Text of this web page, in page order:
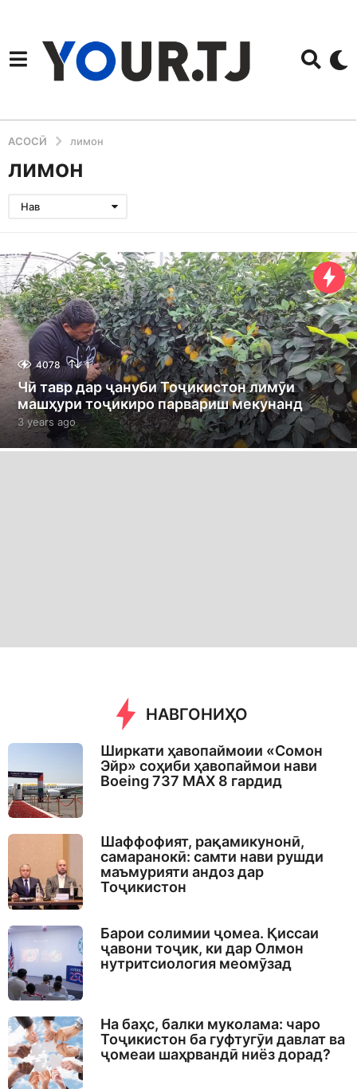
АСОСӢ лимон
лимон
Нав
4078 1
Чӣ тавр дар ҷануби Тоҷикистон лимӯи
машҳури тоҷикиро парвариш мекунанд
3 years ago3
y
e
НАВГОНИҲО
Ширкати ҳавопаймоии «Сомон
Эйр» соҳиби ҳавопаймои нави
Boeing 737 MAX 8 гардид
Шаффофият, рақамикунонӣ,
самаранокӣ: самти нави рушди
маъмурияти андоз дар
Тоҷикистон
Барои солимии ҷомеа. Қиссаи
ҷавони тоҷик, ки дар Олмон
нутритсиология меомӯзад
На баҳс, балки муколама: чаро
Тоҷикистон ба гуфтугӯи давлат ва
ҷомеаи шаҳрвандӣ ниёз дорад?